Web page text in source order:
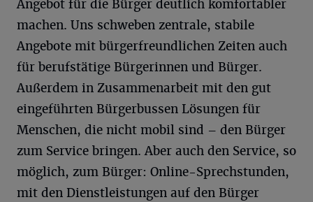
Angebot für die Bürger deutlich komfortabler
machen. Uns schweben zentrale, stabile
Angebote mit bürgerfreundlichen Zeiten auch
für berufstätige Bürgerinnen und Bürger.
Außerdem in Zusammenarbeit mit den gut
eingeführten Bürgerbussen Lösungen für
Menschen, die nicht mobil sind – den Bürger
zum Service bringen. Aber auch den Service, so
möglich, zum Bürger: Online-Sprechstunden,
mit den Dienstleistungen auf den Bürger